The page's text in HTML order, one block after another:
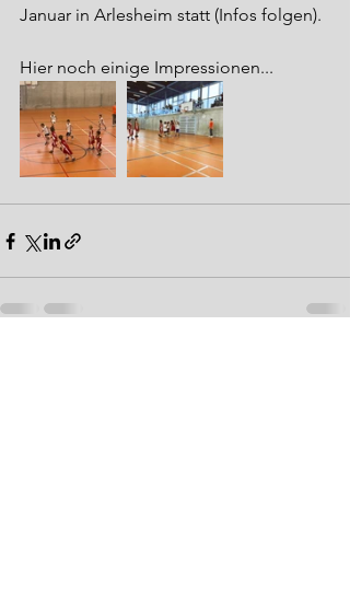
Januar in Arlesheim statt (Infos folgen).
Hier noch einige Impressionen...